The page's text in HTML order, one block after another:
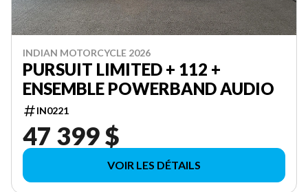
INDIAN MOTORCYCLE 2026
PURSUIT LIMITED + 112 +
ENSEMBLE POWERBAND AUDIO
IN0221
47 399 $
VOIR LES DÉTAILS